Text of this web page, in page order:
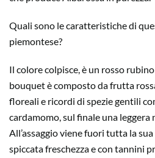
Quali sono le caratteristiche di
piemontese?
Il colore colpisce, è un rosso
bouquet è composto da frutta
floreali e ricordi di spezie gentili
cardamomo, sul finale una
All’assaggio viene fuori tutta la
spiccata freschezza e con tannini